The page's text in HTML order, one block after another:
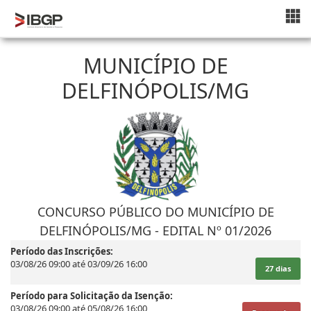
NOVOS CONCURSOS
INSCRIÇÕES ABERTAS
Área do Candidato
MUNICÍPIO DE
DELFINÓPOLIS/MG
CONCURSO PÚBLICO DO MUNICÍPIO DE
DELFINÓPOLIS/MG - EDITAL Nº 01/2026
Período das Inscrições:
03/08/26 09:00 até 03/09/26 16:00
27 dias
Período para Solicitação da Isenção:
03/08/26 09:00 até 05/08/26 16:00